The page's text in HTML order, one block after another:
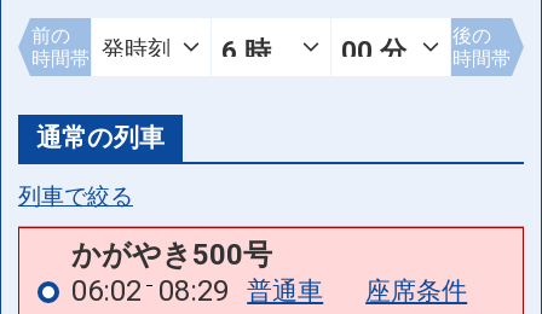
前の
時間帯
後の
時間帯
通常の列車
列車で絞る
かがやき500号
06:02 08:29 普通車 座席条件